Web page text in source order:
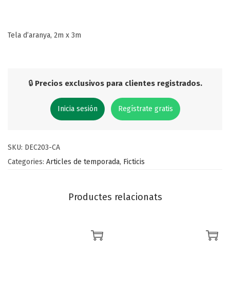
Tela d’aranya, 2m x 3m
🔒 Precios exclusivos para clientes registrados.
Inicia sesión Regístrate gratis
SKU: DEC203-CA
Categories: Articles de temporada, Ficticis
Productes relacionats